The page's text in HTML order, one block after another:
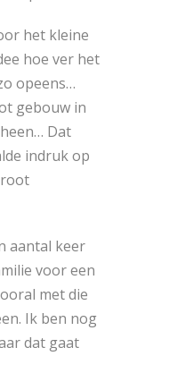
het kleine
hoe ver het
opeens…
gebouw in
Dat
indruk op
aantal keer
voor een
met die
Ik ben nog
dat gaat